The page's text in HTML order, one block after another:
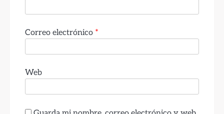
Correo electrónico *
Web